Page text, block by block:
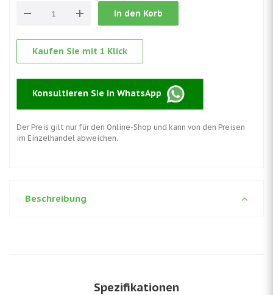
in den Korb
Kaufen Sie mit 1 Klick
Konsultieren Sie in WhatsApp
Der Preis gilt nur für den Online-Shop und kann von den Preisen
im Einzelhandel abweichen.
Beschreibung
Spezifikationen